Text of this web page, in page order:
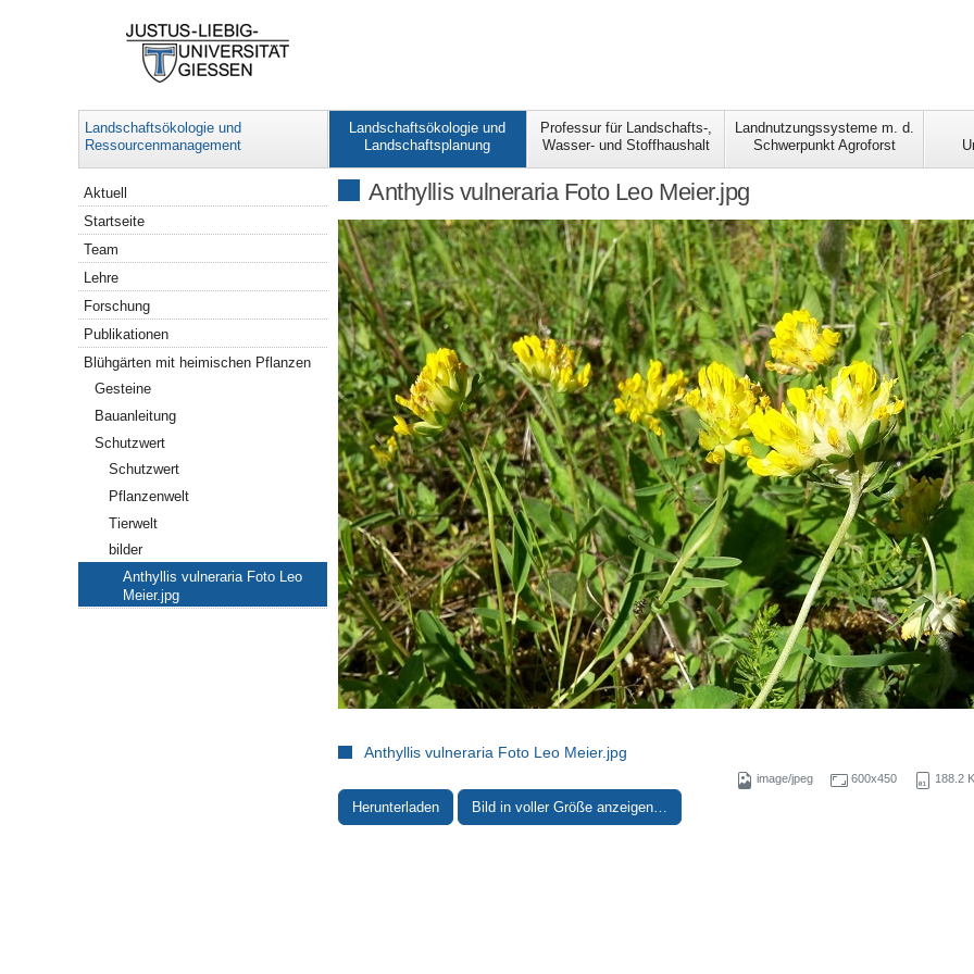
Landschaftsökologie und
Ressourcenmanagement
Landschaftsökologie und
Landschaftsplanung
Professur für Landschafts-,
Wasser- und Stoffhaushalt
Landnutzungssysteme m. d.
Schwerpunkt Agroforst
Anthyllis vulneraria Foto Leo Meier.jpg
Anthyllis vulneraria Foto Leo Meier.jpg
image/jpeg 600x450 188.2
Herunterladen Bild in voller Größe anzeigen…
Navigation
Aktuell
Startseite
Team
Lehre
Forschung
Publikationen
Blühgärten mit heimischen Pflanzen
Gesteine
Bauanleitung
Schutzwert
Schutzwert
Pflanzenwelt
Tierwelt
bilder
Anthyllis vulneraria Foto Leo
Meier.jpg